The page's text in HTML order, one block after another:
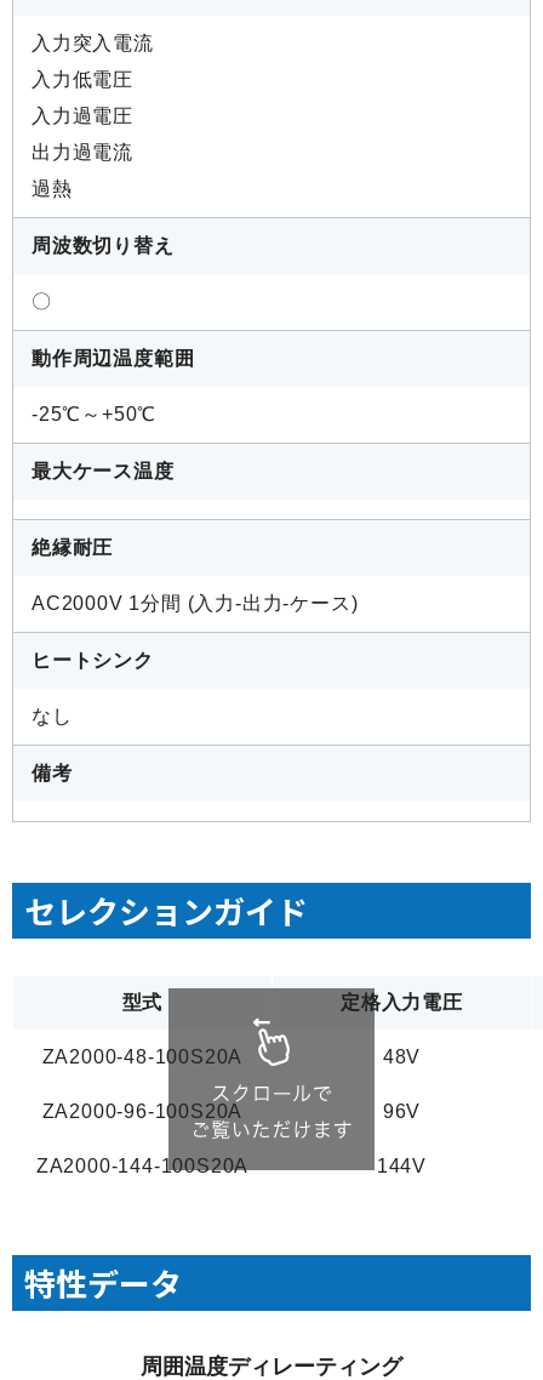
入力突入電流
入力低電圧
入力過電圧
出力過電流
過熱
周波数切り替え
〇
動作周辺温度範囲
-25℃～+50℃
最大ケース温度
絶縁耐圧
AC2000V 1分間 (入力-出力-ケース)
ヒートシンク
なし
備考
セレクションガイド
型式 定格入力電圧
ZA2000-48-100S20A 48V
ZA2000-96-100S20A 96V
ZA2000-144-100S20A 144V
特性データ
周囲温度ディレーティング